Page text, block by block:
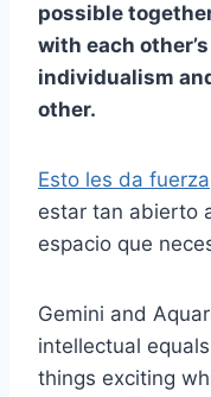
possible
with each
individualism
other.
Esto les da fuerza
estar tan abierto
espacio que
Gemini and
intellectual
things exciting